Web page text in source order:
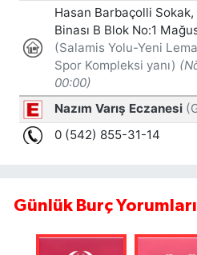
Günlük Burç Yorumları